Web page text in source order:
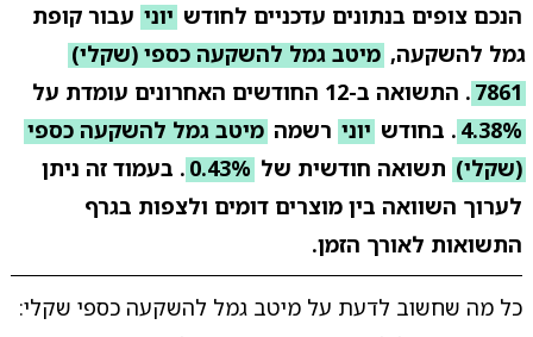
הנכם צופים בנתונים עדכניים לחודש יוני עבור קופת
גמל להשקעה, מיטב גמל להשקעה כספי (שקלי)
7861 . התשואה ב-12 החודשים האחרונים עומדת על
4.38% . בחודש יוני רשמה מיטב גמל להשקעה כספי
(שקלי) תשואה חודשית של 0.43% . בעמוד זה ניתן
לערוך השוואה בין מוצרים דומים ולצפות בגרף
התשואות לאורך הזמן.
כל מה שחשוב לדעת על מיטב גמל להשקעה כספי שקלי: